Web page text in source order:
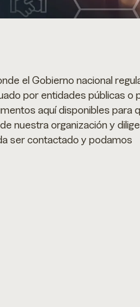
el Gobierno nacional
por entidades públicas o
aquí disponibles para
nuestra organización y
ser contactado y podamos